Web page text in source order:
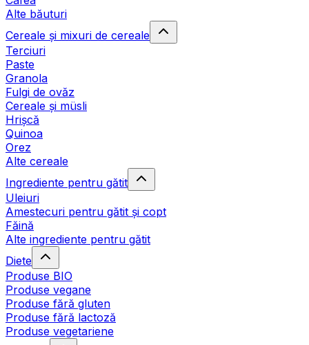
Alte băuturi
Cereale și mixuri de cereale
Terciuri
Paste
Granola
Fulgi de ovăz
Cereale și müsli
Hrișcă
Quinoa
Orez
Alte cereale
Ingrediente pentru gătit
Uleiuri
Amestecuri pentru gătit și copt
Făină
Alte ingrediente pentru gătit
Diete
Produse BIO
Produse vegane
Produse fără gluten
Produse fără lactoză
Produse vegetariene